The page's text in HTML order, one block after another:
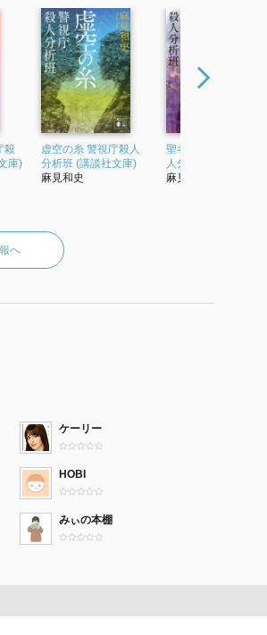
殺
庫)
虚空の糸 警視庁殺人
分析班 (講談社文庫)
麻見和史
聖者の凶数 警視庁殺
人分析班 (講談社文庫)
麻見和史
へ
ケーリー
HOBI
みぃの本棚